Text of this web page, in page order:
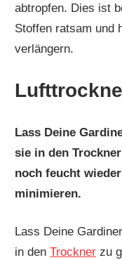
abtropfen. Dies ist
Stoffen ratsam und
verlängern.
Lass Deine
sie in den
noch feucht
minimieren.
Lass Deine
in denTrockner zu